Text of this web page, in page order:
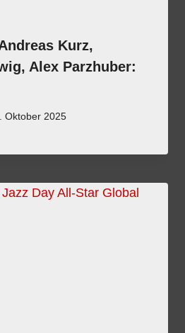
Kurz,
Alex Parzhuber:
Oktober 2025